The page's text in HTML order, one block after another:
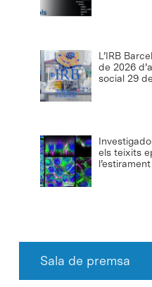
L’IRB
de 2026
social 29
els teixits
Sala de premsa